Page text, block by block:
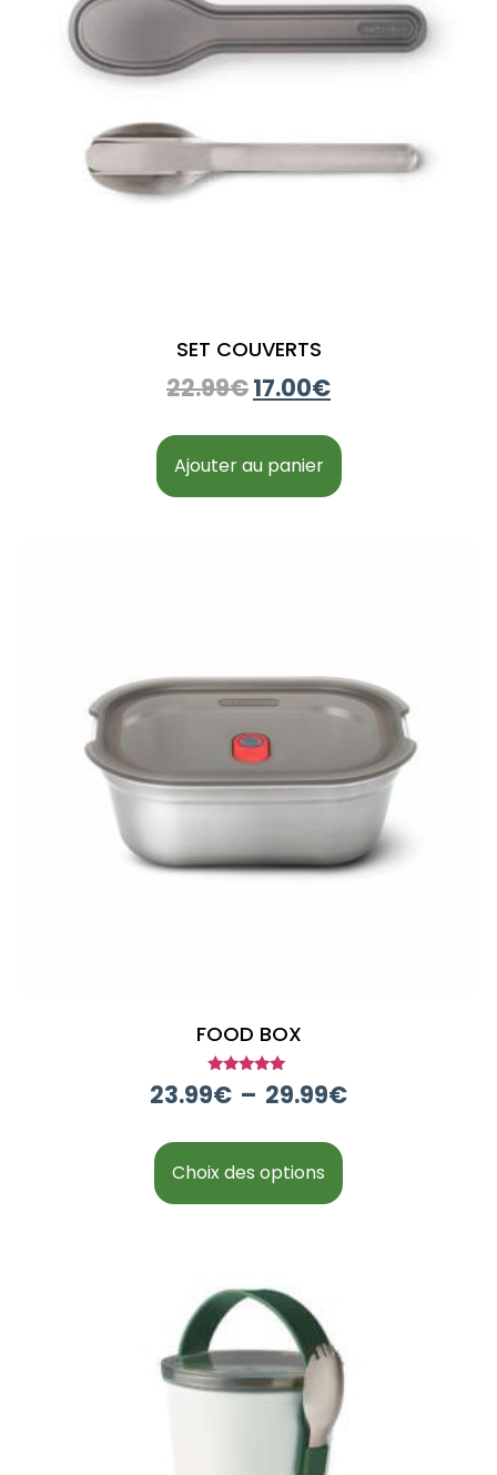
SET COUVERTS​
22.99€17.00€
Ajouter au panier
FOOD BOX
5.00
23.99€ – 29.99€
Choix des options